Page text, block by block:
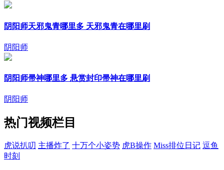
阴阳师天邪鬼青哪里多 天邪鬼青在哪里刷
阴阳师
阴阳师帚神哪里多 悬赏封印帚神在哪里刷
阴阳师
热门视频栏目
虎说扒叨 主播炸了 十万个小姿势 虎B操作 Miss排位日记 逗鱼
时刻